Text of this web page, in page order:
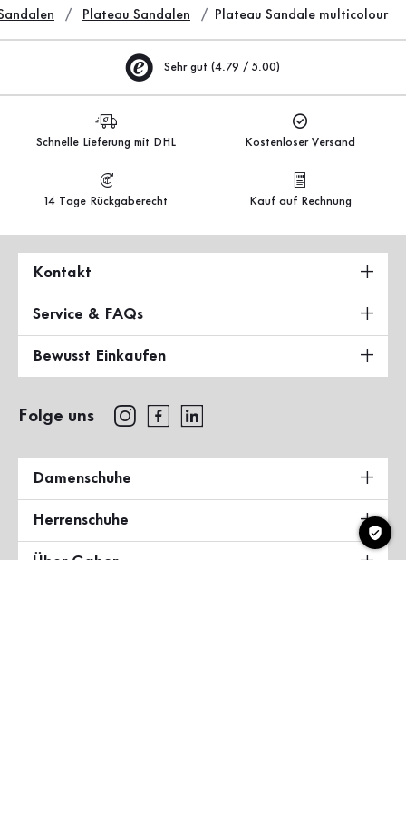
Plateau Sandalen Plateau Sandale multicolour
Sehr gut (4.79 / 5.00)
Schnelle Lieferung mit DHL Kostenloser Versand
14 Tage Rückgaberecht Kauf auf Rechnung
Kontakt
Service & FAQs
Bewusst Einkaufen
Folge uns
Damenschuhe
Herrenschuhe
Über Gabor